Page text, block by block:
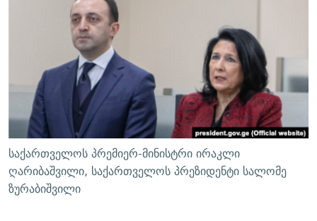
ᲛᲝᲚᲐᲞᲐᲠᲐᲙᲔ ᲢᲔᲥᲡᲢᲔᲑᲘ
ᲨᲘᲜ - ᲣᲪᲮᲝᲔᲗᲨᲘ
ᲚᲘᲢᲔᲠᲐᲢᲣᲠᲣᲚᲘ ᲬᲐᲮᲜᲐᲒᲔᲑᲘ
ᲐᲛᲔᲠᲘᲙᲣᲚᲘ ᲛᲝᲗᲮᲠᲝᲑᲐ
ᲘᲛᲞᲔᲠᲘᲐ ᲓᲐ ᲠᲐᲓᲘᲝ
ᲩᲔᲛᲘ ᲡᲘᲙᲕᲓᲘᲚᲘᲡ ᲛᲘᲖᲔᲖᲘᲐ COVID-19
11 ᲬᲔᲚᲘ - 11 ᲐᲛᲑᲐᲕᲘ
ᲡᲐᲞᲐᲠᲚᲐᲛᲔᲜᲢᲝ ᲐᲠᲩᲔᲕᲜᲔᲑᲘᲡ ᲘᲡᲢᲝᲠᲘᲐ
ᲑᲐᲕᲨᲕᲔᲑᲘ ᲞᲠᲝᲡᲢᲘᲢᲣᲪᲘᲐᲨᲘ - ᲐᲛᲝᲣᲗᲥᲛᲔᲚᲘ ᲐᲛᲑᲐᲕᲘ
5 ᲐᲛᲑᲐᲕᲘ - 20 ᲘᲕᲜᲘᲡᲡ ᲓᲐᲨᲐᲕᲔᲑᲣᲚᲔᲑᲘ
ᲐᲒᲕᲘᲡᲢᲝᲡ ᲝᲛᲘ
ПРИВЕТ ᲙᲣᲚᲢᲣᲠᲐ
რთე/რთ-ის ყველა საიტი
საქართველოს პრემიერ-მინისტრი ირაკლი
ღარიბაშვილი, საქართველოს პრეზიდენტი სალომე
ზურაბიშვილი